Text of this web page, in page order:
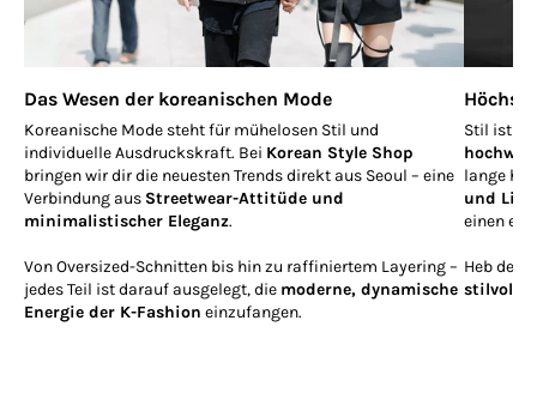
Das Wesen der koreanischen Mode
Koreanische Mode steht für mühelosen Stil und
individuelle Ausdruckskraft. Bei Korean Style Shop
bringen wir dir die neuesten Trends direkt aus Seoul – eine
Verbindung aus Streetwear-Attitüde und
minimalistischer Eleganz.
Von Oversized-Schnitten bis hin zu raffiniertem Layering –
jedes Teil ist darauf ausgelegt, die moderne, dynamische
Energie der K-Fashion einzufangen.
Stil ist
lange
und
einen
Heb
stilvoll